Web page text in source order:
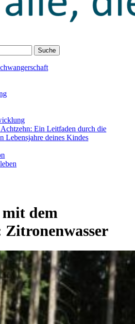
Ein Leitfaden durch die
Lebensjahre deines Kindes
dem
Zitronenwasser